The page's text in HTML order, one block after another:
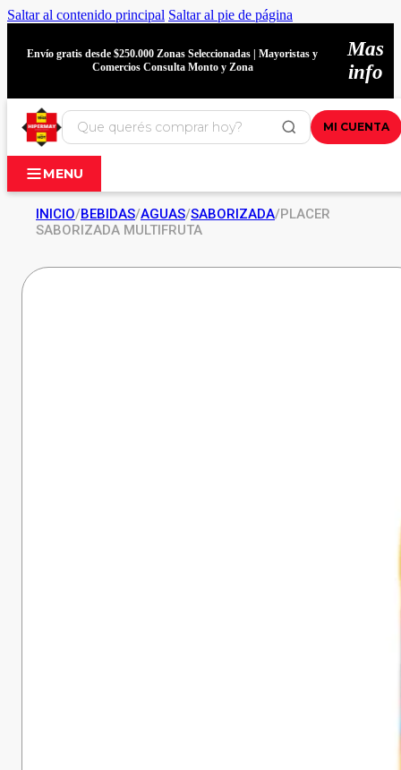
Saltar al contenido principal Saltar al pie de página
Envío gratis desde $250.000 Zonas Seleccionadas | Mayoristas y
Comercios Consulta Monto y Zona
Mas
info
MI CUENTA
MENU
INICIO/BEBIDAS/AGUAS/SABORIZADA/PLACER
SABORIZADA MULTIFRUTA